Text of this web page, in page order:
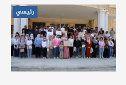
رئيسي